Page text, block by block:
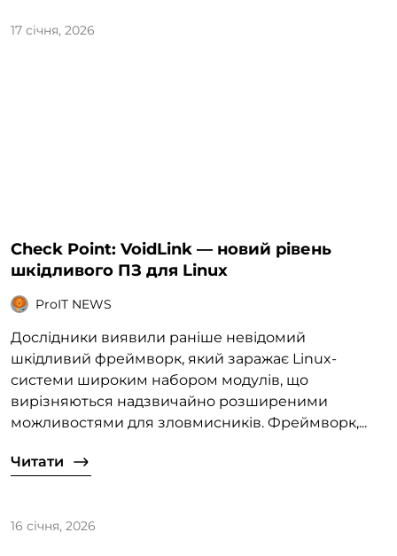
17 січня, 2026
Check Point: VoidLink — новий рівень
шкідливого ПЗ для Linux
ProIT NEWS
Дослідники виявили раніше невідомий
шкідливий фреймворк, який заражає Linux-
системи широким набором модулів, що
вирізняються надзвичайно розширеними
можливостями для зловмисників. Фреймворк,...
Читати
16 січня, 2026